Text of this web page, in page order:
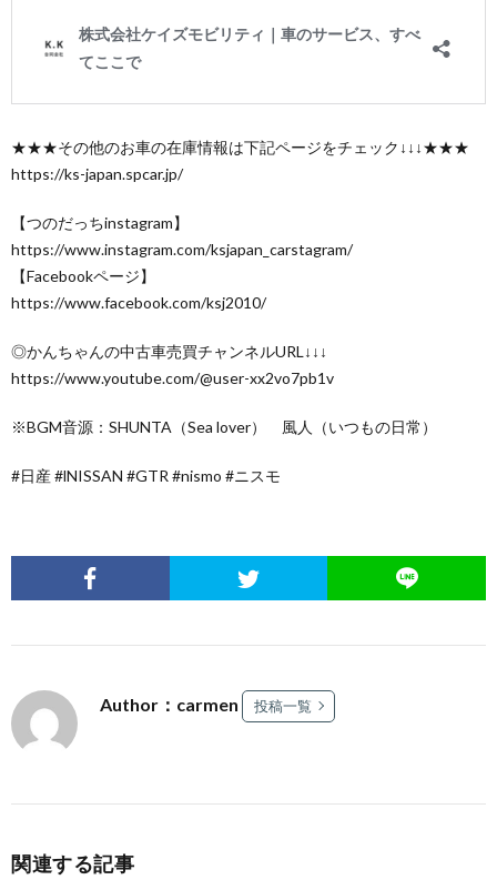
​★★★その他のお車の在庫情報は下記ページをチェック↓↓↓★★★
https://ks-japan.spcar.jp/
【つのだっちinstagram】
https://www.instagram.com/ksjapan_carstagram/
【Facebookページ】
https://www.facebook.com/ksj2010/
◎かんちゃんの中古車売買チャンネルURL↓↓↓
https://www.youtube.com/@user-xx2vo7pb1v
※BGM音源：SHUNTA（Sea lover） 風人（いつもの日常）
#日産 #lNISSAN #GTR #nismo #ニスモ
Author：carmen 投稿一覧
関連する記事